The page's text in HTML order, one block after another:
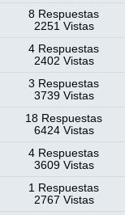
8 Respuestas
2251 Vistas
4 Respuestas
2402 Vistas
3 Respuestas
3739 Vistas
18 Respuestas
6424 Vistas
4 Respuestas
3609 Vistas
1 Respuestas
2767 Vistas